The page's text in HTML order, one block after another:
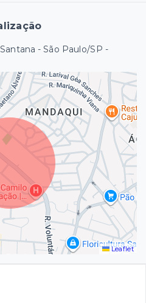
- São Paulo/SP -
Leaflet